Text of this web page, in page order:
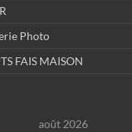
Photo
FAIS MAISON
août 2026